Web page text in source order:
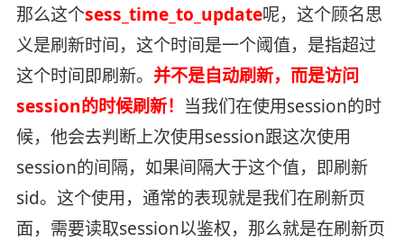
那么这个sess_time_to_update呢，这个顾名思
义是刷新时间，这个时间是一个阈值，是指超过
这个时间即刷新。 并不是自动刷新，而是访问
session的时候刷新！ 当我们在使用session的时
候，他会去判断上次使用session跟这次使用
session的间隔，如果间隔大于这个值，即刷新
sid。这个使用，通常的表现就是我们在刷新页
面，需要读取session以鉴权，那么就是在刷新页